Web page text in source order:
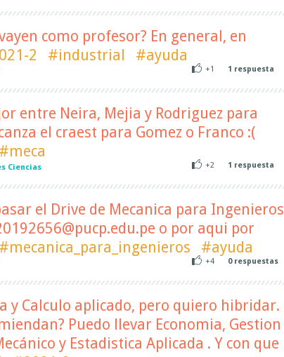
como profesor? En general, en
2 #industrial #ayuda
+1 1 respuesta
entre Neira, Mejia y Rodriguez para
el craest para Gomez o Franco :(
#meca
Ciencias +2 1 respuesta
el Drive de Mecanica para Ingenieros
o por aqui por
#mecanica_para_ingenieros #ayuda
+4 0respuestas
y Calculo aplicado, pero quiero hibridar.
Puedo llevar Economia, Gestion
y Estadistica Aplicada . Y con que